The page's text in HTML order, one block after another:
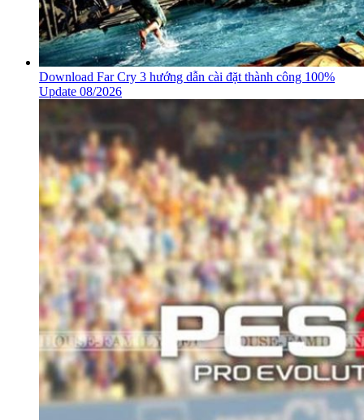
Download Far Cry 3 hướng dẫn cài đặt thành công 100%
Update 08/2026